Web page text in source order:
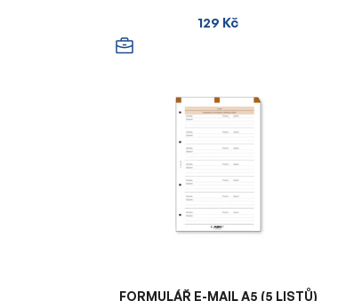
129 Kč
FORMULÁŘ E-MAIL A5 (5 LISTŮ)